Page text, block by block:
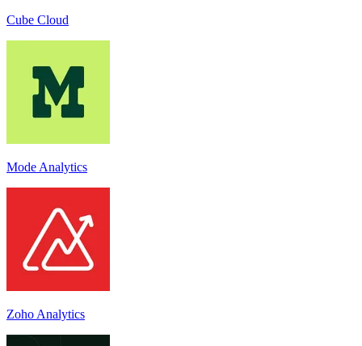
Cube Cloud
Mode Analytics
Zoho Analytics